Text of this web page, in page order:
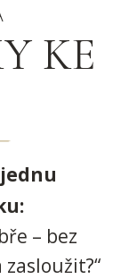
KE
– bez